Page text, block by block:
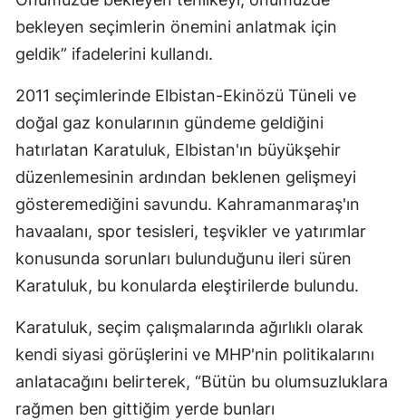
bekleyen seçimlerin önemini anlatmak için
geldik” ifadelerini kullandı.
2011 seçimlerinde Elbistan-Ekinözü Tüneli ve
doğal gaz konularının gündeme geldiğini
hatırlatan Karatuluk, Elbistan'ın büyükşehir
düzenlemesinin ardından beklenen gelişmeyi
gösteremediğini savundu. Kahramanmaraş'ın
havaalanı, spor tesisleri, teşvikler ve yatırımlar
konusunda sorunları bulunduğunu ileri süren
Karatuluk, bu konularda eleştirilerde bulundu.
Karatuluk, seçim çalışmalarında ağırlıklı olarak
kendi siyasi görüşlerini ve MHP'nin politikalarını
anlatacağını belirterek, “Bütün bu olumsuzluklara
rağmen ben gittiğim yerde bunları